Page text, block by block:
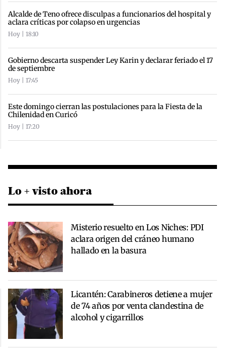
Alcalde de Teno ofrece disculpas a funcionarios del hospital y
aclara críticas por colapso en urgencias
Hoy | 18:10
Gobierno descarta suspender Ley Karin y declarar feriado el 17
de septiembre
Hoy | 17:45
Este domingo cierran las postulaciones para la Fiesta de la
Chilenidad en Curicó
Hoy | 17:20
Lo + visto ahora
Misterio resuelto en Los Niches: PDI
aclara origen del cráneo humano
hallado en la basura
Licantén: Carabineros detiene a mujer
de 74 años por venta clandestina de
alcohol y cigarrillos